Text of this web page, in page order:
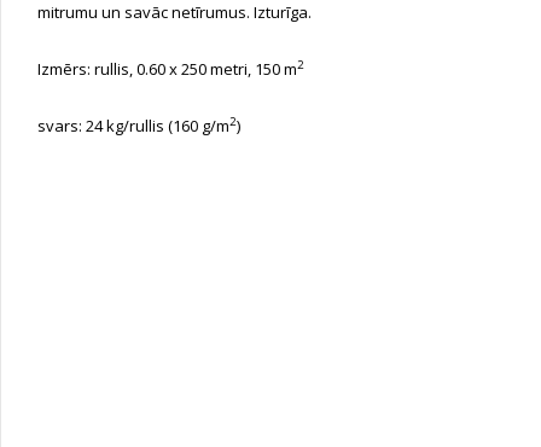
mitrumu un savāc netīrumus. Izturīga.
Izmērs: rullis, 0.60 x 250 metri, 150 m2
svars: 24 kg/rullis (160 g/m2)